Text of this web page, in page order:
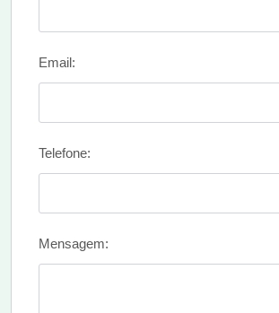
Email:
Telefone:
Mensagem: